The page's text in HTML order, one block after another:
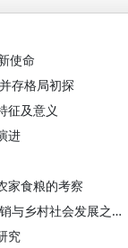
使命
存格局初探
征及意义
进
家食粮的考察
吴建征，朱汉国：国家整合与经济重塑:统购统销与乡村社会发展之嬗变(1953—1958)
究